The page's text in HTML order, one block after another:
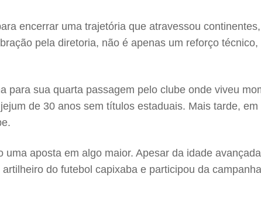
encerrar uma trajetória que atravessou
pela diretoria, não é apenas um reforço
para sua quarta passagem pelo clube onde viveu
de 30 anos sem títulos estaduais. Mais tarde,
aposta em algo maior. Apesar da idade
do futebol capixaba e participou da